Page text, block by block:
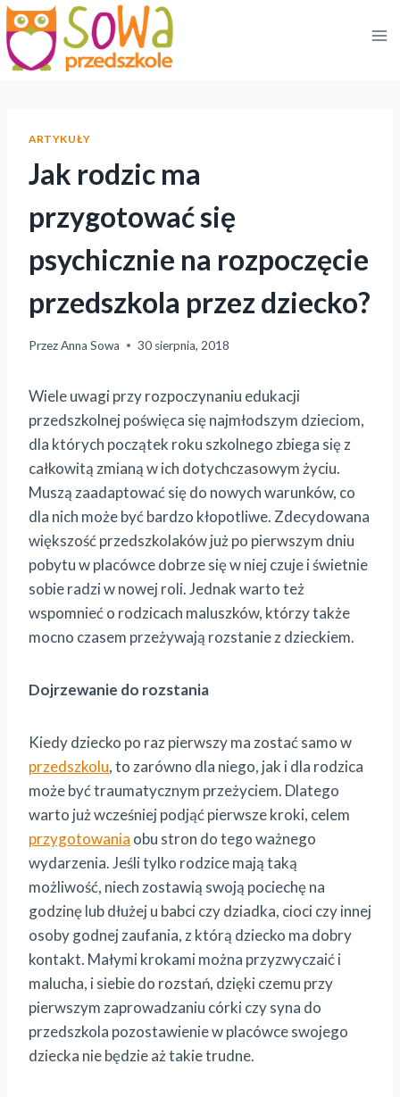
Przejdź
do
treści
ARTYKUŁY
Jak rodzic ma
przygotować się
psychicznie na rozpoczęcie
przedszkola przez dziecko?
PrzezAnna Sowa 30 sierpnia, 2018
Wiele uwagi przy rozpoczynaniu edukacji
przedszkolnej poświęca się najmłodszym dzieciom,
dla których początek roku szkolnego zbiega się z
całkowitą zmianą w ich dotychczasowym życiu.
Muszą zaadaptować się do nowych warunków, co
dla nich może być bardzo kłopotliwe. Zdecydowana
większość przedszkolaków już po pierwszym dniu
pobytu w placówce dobrze się w niej czuje i świetnie
sobie radzi w nowej roli. Jednak warto też
wspomnieć o rodzicach maluszków, którzy także
mocno czasem przeżywają rozstanie z dzieckiem.
Dojrzewanie do rozstania
Kiedy dziecko po raz pierwszy ma zostać samo w
przedszkolu, to zarówno dla niego, jak i dla rodzica
może być traumatycznym przeżyciem. Dlatego
warto już wcześniej podjąć pierwsze kroki, celem
przygotowania obu stron do tego ważnego
wydarzenia. Jeśli tylko rodzice mają taką
możliwość, niech zostawią swoją pociechę na
godzinę lub dłużej u babci czy dziadka, cioci czy innej
osoby godnej zaufania, z którą dziecko ma dobry
kontakt. Małymi krokami można przyzwyczaić i
malucha, i siebie do rozstań, dzięki czemu przy
pierwszym zaprowadzaniu córki czy syna do
przedszkola pozostawienie w placówce swojego
dziecka nie będzie aż takie trudne.